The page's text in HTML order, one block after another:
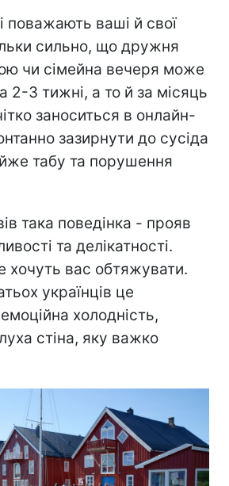
поважають ваші й свої
сильно, що дружня
чи сімейна вечеря може
2-3 тижні, а то й за місяць
заноситься в онлайн-
зазирнути до сусіда
табу та порушення
така поведінка - прояв
та делікатності.
хочуть вас обтяжувати.
українців це
холодність,
стіна, яку важко